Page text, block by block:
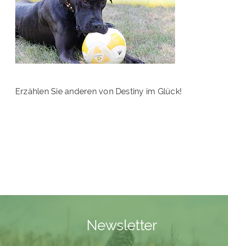
Erzählen Sie anderen von Destiny im Glück!
Newsletter